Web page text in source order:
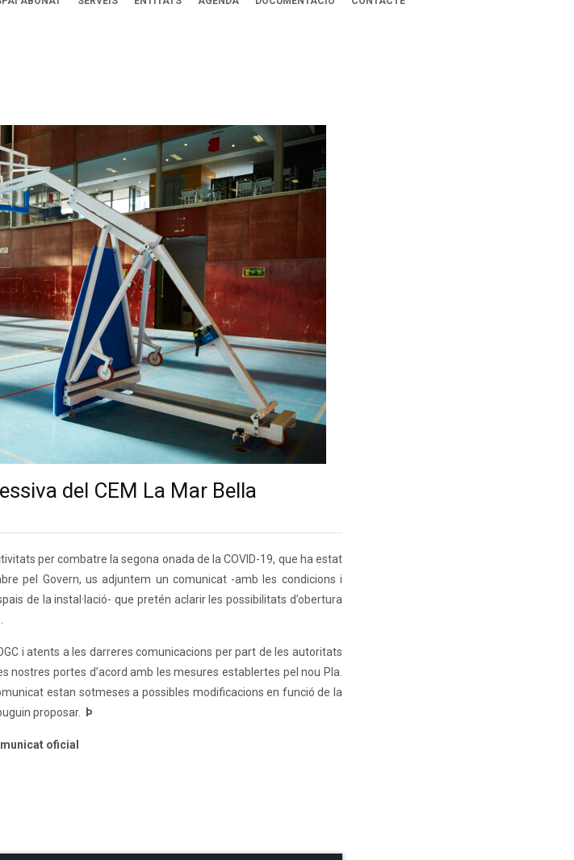
del CEM La Mar Bella
per combatre la segona onada de la COVID-19, que ha estat
pel Govern, us adjuntem un comunicat -amb les condicions i
de la instal·lació- que pretén aclarir les possibilitats d’obertura
i atents a les darreres comunicacions per part de les autoritats
nostres portes d’acord amb les mesures establertes pel nou Pla.
estan sotmeses a possibles modificacions en funció de la
proposar.
Þ
oficial